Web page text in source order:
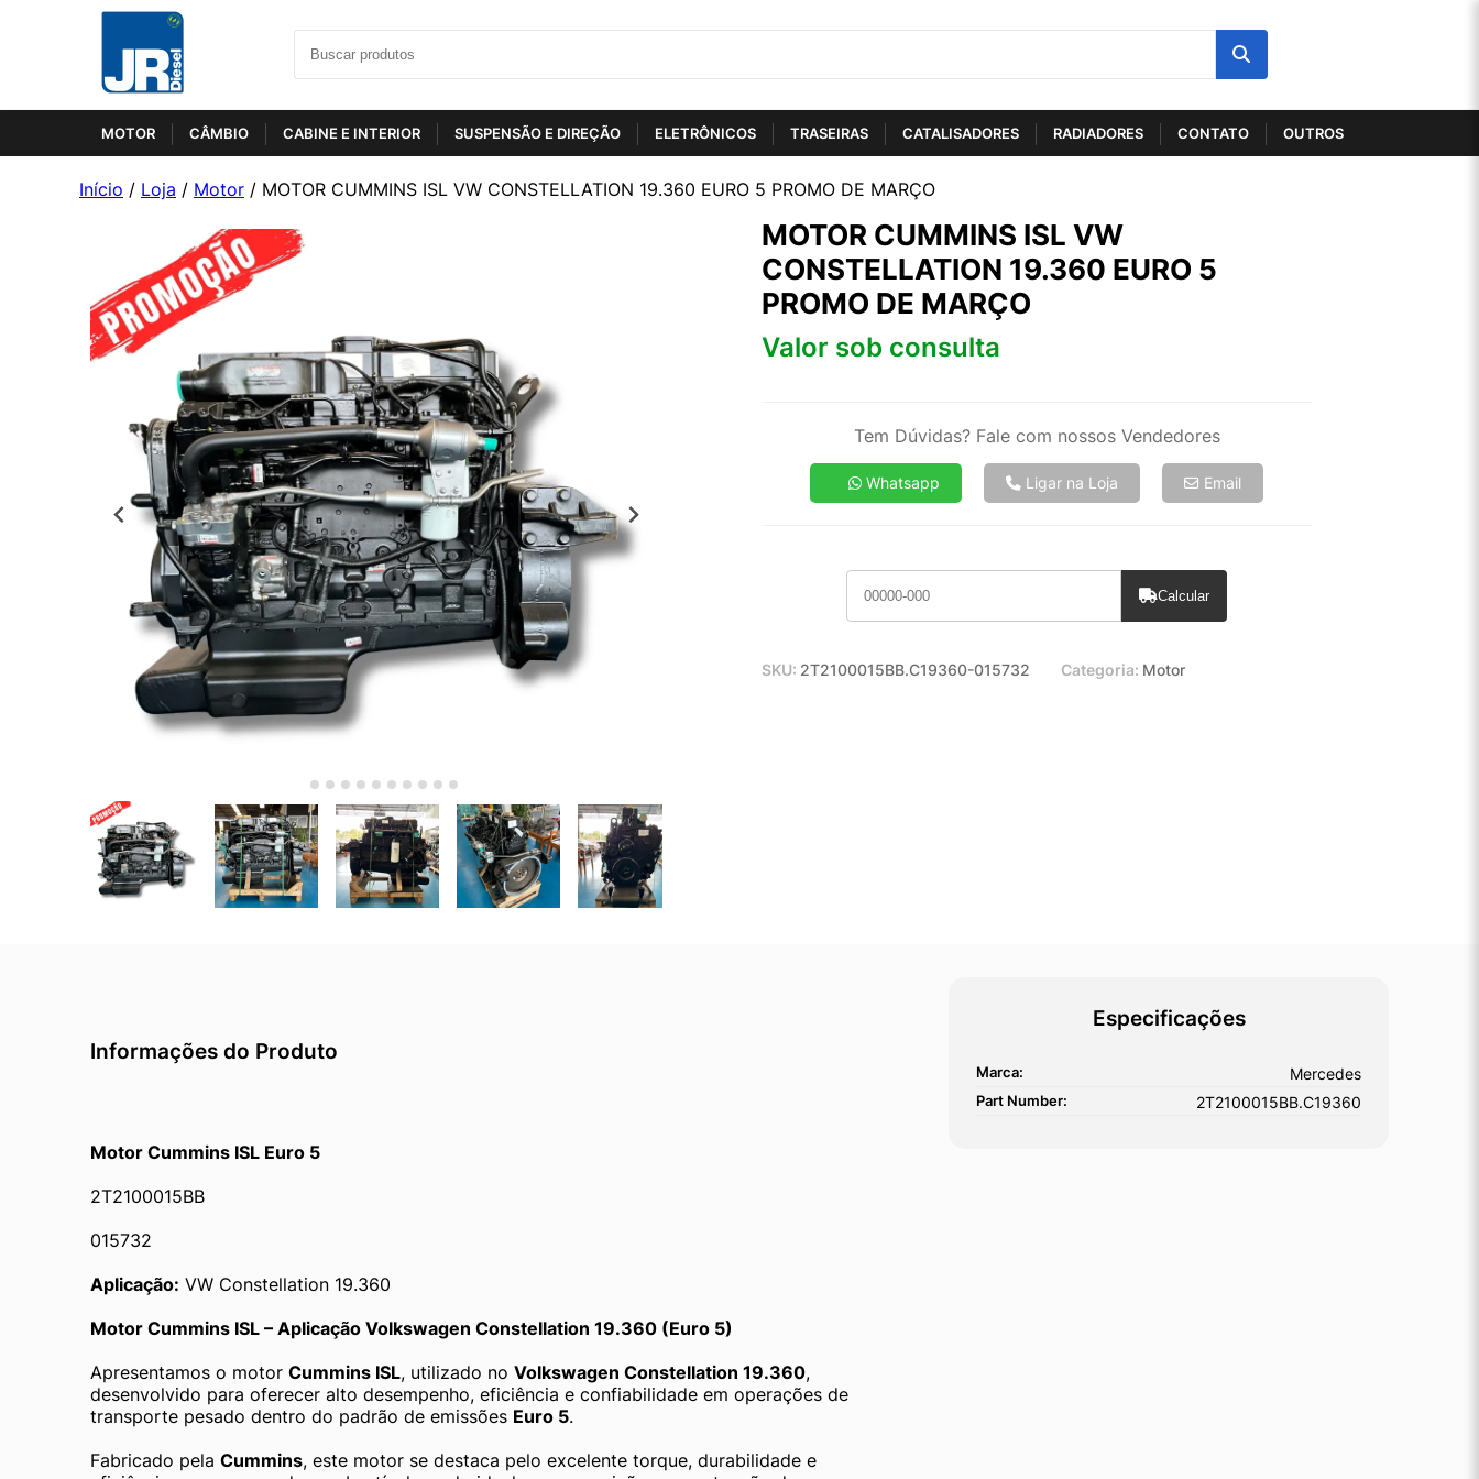
MOTOR CÂMBIO CABINE E INTERIOR SUSPENSÃO E DIREÇÃO ELETRÔNICOS TRASEIRAS CATALISADORES RADIADORES CONTATO OUTROS
Início / Loja / Motor / MOTOR CUMMINS ISL VW CONSTELLATION 19.360 EURO 5 PROMO DE MARÇO
MOTOR CUMMINS ISL VW
CONSTELLATION 19.360 EURO 5
PROMO DE MARÇO
Valor sob consulta
Tem Dúvidas? Fale com nossos Vendedores
Whatsapp Ligar na Loja Email
Calcular
SKU: 2T2100015BB.C19360-015732 Categoria: Motor
Informações do Produto
Motor Cummins ISL Euro 5
2T2100015BB
015732
Aplicação: VW Constellation 19.360
Motor Cummins ISL – Aplicação Volkswagen Constellation 19.360 (Euro 5)
Apresentamos o motor Cummins ISL, utilizado no Volkswagen Constellation 19.360,
desenvolvido para oferecer alto desempenho, eficiência e confiabilidade em operações de
transporte pesado dentro do padrão de emissões Euro 5.
Fabricado pela Cummins, este motor se destaca pelo excelente torque, durabilidade e
Especificações
Marca: Mercedes
Part Number: 2T2100015BB.C19360